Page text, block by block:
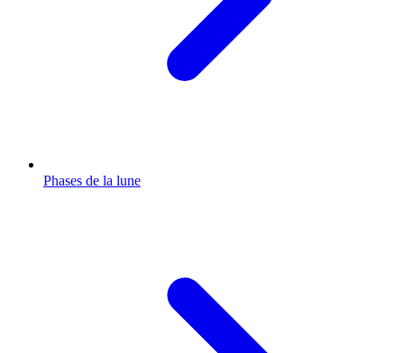
Phases de la lune